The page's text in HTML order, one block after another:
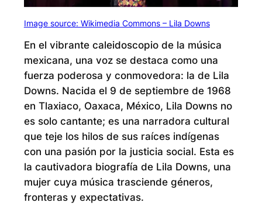
Image source: Wikimedia Commons – Lila Downs
En el vibrante caleidoscopio de la música
mexicana, una voz se destaca como una
fuerza poderosa y conmovedora: la de Lila
Downs. Nacida el 9 de septiembre de 1968
en Tlaxiaco, Oaxaca, México, Lila Downs no
es solo cantante; es una narradora cultural
que teje los hilos de sus raíces indígenas
con una pasión por la justicia social. Esta es
la cautivadora biografía de Lila Downs, una
mujer cuya música trasciende géneros,
fronteras y expectativas.